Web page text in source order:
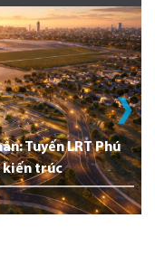
Tuyến LRT Phú
kiến trúc